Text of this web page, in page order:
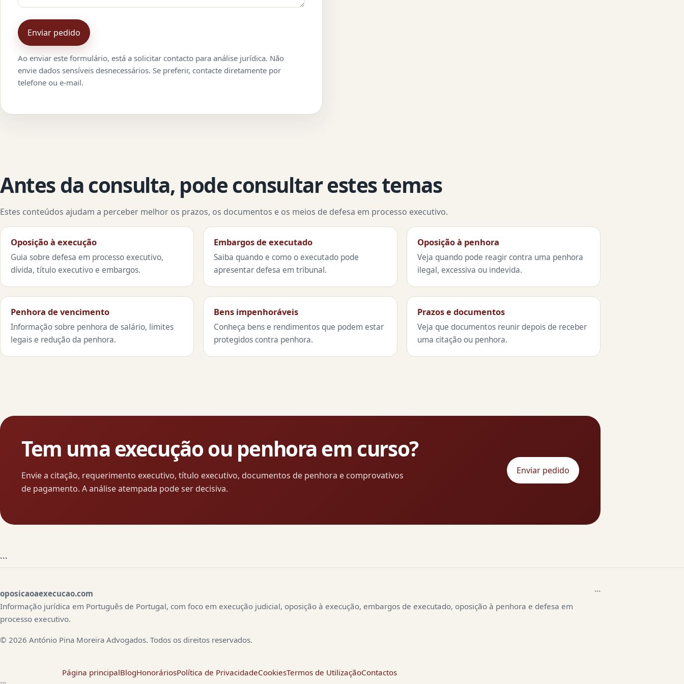
Enviar pedido
Ao enviar este formulário, está a solicitar contacto para análise jurídica. Não
envie dados sensíveis desnecessários. Se preferir, contacte diretamente por
telefone ou e-mail.
Antes da consulta, pode consultar estes temas
Estes conteúdos ajudam a perceber melhor os prazos, os documentos e os meios de defesa em processo executivo.
Oposição à execução
Guia sobre defesa em processo executivo,
dívida, título executivo e embargos.
Embargos de executado
Saiba quando e como o executado pode
apresentar defesa em tribunal.
Oposição à penhora
Veja quando pode reagir contra uma penhora
ilegal, excessiva ou indevida.
Penhora de vencimento
Informação sobre penhora de salário, limites
legais e redução da penhora.
Bens impenhoráveis
Conheça bens e rendimentos que podem estar
protegidos contra penhora.
Prazos e documentos
Veja que documentos reunir depois de receber
uma citação ou penhora.
Tem uma execução ou penhora em curso?
Envie a citação, requerimento executivo, título executivo, documentos de penhora e comprovativos
de pagamento. A análise atempada pode ser decisiva.
Enviar pedido
```
oposicaoaexecucao.com
Informação jurídica em Português de Portugal, com foco em execução judicial, oposição à execução, embargos de executado, oposição à penhora e defesa em
processo executivo.
© 2026 António Pina Moreira Advogados. Todos os direitos reservados.
```
Página principalBlogHonoráriosPolítica de PrivacidadeCookiesTermos de UtilizaçãoContactos